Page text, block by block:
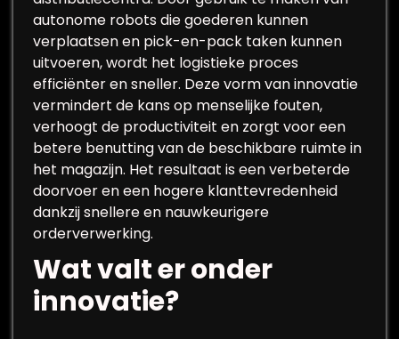
autonome robots die goederen kunnen
verplaatsen en pick-en-pack taken kunnen
uitvoeren, wordt het logistieke proces
efficiënter en sneller. Deze vorm van innovatie
vermindert de kans op menselijke fouten,
verhoogt de productiviteit en zorgt voor een
betere benutting van de beschikbare ruimte in
het magazijn. Het resultaat is een verbeterde
doorvoer en een hogere klanttevredenheid
dankzij snellere en nauwkeurigere
orderverwerking.
Wat valt er onder
innovatie?